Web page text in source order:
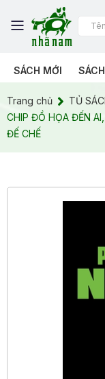
SÁCH MỚI
Trang chủ TỦ
CHIP ĐỒ HỌA ĐẾN
ĐẾ CHẾ